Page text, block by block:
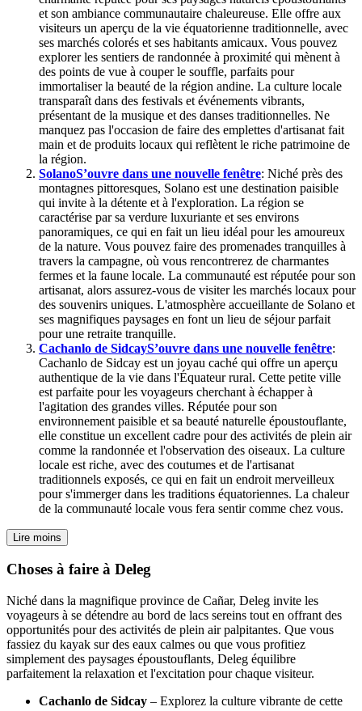
et son ambiance communautaire chaleureuse. Elle offre aux
visiteurs un aperçu de la vie équatorienne traditionnelle, avec
ses marchés colorés et ses habitants amicaux. Vous pouvez
explorer les sentiers de randonnée à proximité qui mènent à
des points de vue à couper le souffle, parfaits pour
immortaliser la beauté de la région andine. La culture locale
transparaît dans des festivals et événements vibrants,
présentant de la musique et des danses traditionnelles. Ne
manquez pas l'occasion de faire des emplettes d'artisanat fait
main et de produits locaux qui reflètent le riche patrimoine de
la région.
SolanoS’ouvre dans une nouvelle fenêtre: Niché près des
montagnes pittoresques, Solano est une destination paisible
qui invite à la détente et à l'exploration. La région se
caractérise par sa verdure luxuriante et ses environs
panoramiques, ce qui en fait un lieu idéal pour les amoureux
de la nature. Vous pouvez faire des promenades tranquilles à
travers la campagne, où vous rencontrerez de charmantes
fermes et la faune locale. La communauté est réputée pour son
artisanat, alors assurez-vous de visiter les marchés locaux pour
des souvenirs uniques. L'atmosphère accueillante de Solano et
ses magnifiques paysages en font un lieu de séjour parfait
pour une retraite tranquille.
Cachanlo de SidcayS’ouvre dans une nouvelle fenêtre:
Cachanlo de Sidcay est un joyau caché qui offre un aperçu
authentique de la vie dans l'Équateur rural. Cette petite ville
est parfaite pour les voyageurs cherchant à échapper à
l'agitation des grandes villes. Réputée pour son
environnement paisible et sa beauté naturelle époustouflante,
elle constitue un excellent cadre pour des activités de plein air
comme la randonnée et l'observation des oiseaux. La culture
locale est riche, avec des coutumes et de l'artisanat
traditionnels exposés, ce qui en fait un endroit merveilleux
pour s'immerger dans les traditions équatoriennes. La chaleur
de la communauté locale vous fera sentir comme chez vous.
Lire moins
Choses à faire à Deleg
Niché dans la magnifique province de Cañar, Deleg invite les
voyageurs à se détendre au bord de lacs sereins tout en offrant des
opportunités pour des activités de plein air palpitantes. Que vous
fassiez du kayak sur des eaux calmes ou que vous profitiez
simplement des paysages époustouflants, Deleg équilibre
parfaitement la relaxation et l'excitation pour chaque visiteur.
Cachanlo de Sidcay – Explorez la culture vibrante de cette